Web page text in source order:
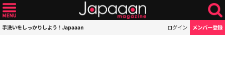
手洗いをしっかりしよう！Japaaan ログイン メンバー登録